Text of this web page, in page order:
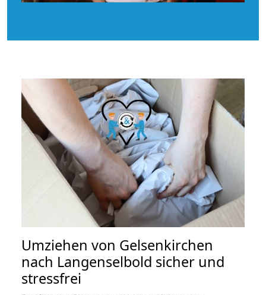
Umziehen von Gelsenkirchen
nach Langenselbold sicher und
stressfrei